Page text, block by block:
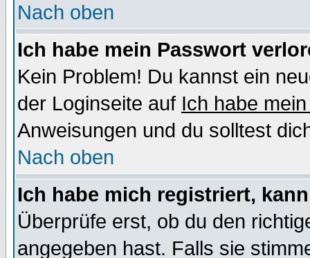
Nach oben
Ich habe mein Passwort
Kein Problem! Du kannst ein
der Loginseite auf Ich habe
Anweisungen und du solltest
Nach oben
Ich habe mich registriert,
Überprüfe erst, ob du den
angegeben hast. Falls sie